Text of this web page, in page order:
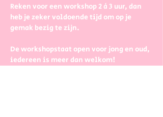
Reken voor een workshop 2 à 3 uur, dan
heb je zeker voldoende tijd om op je
gemak bezig te zijn.
De workshopstaat open voor jong en oud,
iedereen is meer dan welkom!